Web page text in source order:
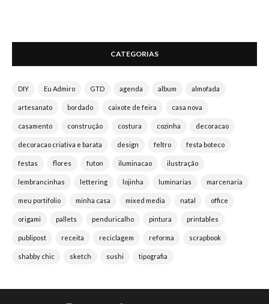
CATEGORIAS
DIY Eu Admiro GTD agenda album almofada
artesanato bordado caixote de feira casa nova
casamento construção costura cozinha decoracao
decoracao criativa e barata design feltro festa boteco
festas flores futon iluminacao ilustração
lembrancinhas lettering lojinha luminarias marcenaria
meu portifolio minha casa mixed media natal office
origami pallets penduricalho pintura printables
publipost receita reciclagem reforma scrapbook
shabby chic sketch sushi tipografia